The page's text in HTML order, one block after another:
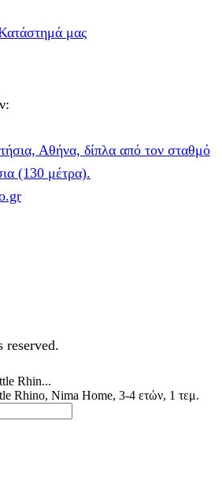
μας
Αθήνα, δίπλα από τον σταθμό
(130 μέτρα).
Rhin...
Rhino, Nima Home, 3-4 ετών, 1 τεμ.